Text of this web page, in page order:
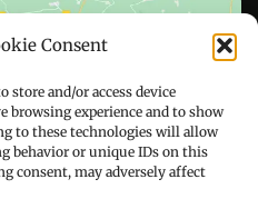
Consent
store and/or access device
experience and to show
to these technologies will allow
behavior or unique IDs on this
consent, may adversely affect